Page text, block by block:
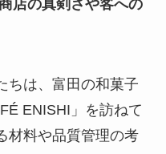
店の真剣さや客への
は、富田の和菓子
ENISHI」を訪ねて
材料や品質管理の考